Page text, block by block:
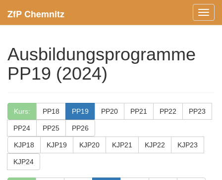
Menü
ein-/
ZfP Chemnitz
Ausbildungsprogramme
PP19 (2024)
Kurs: PP18 PP19 PP20 PP21 PP22 PP23
PP24 PP25 PP26
KJP18 KJP19 KJP20 KJP21 KJP22 KJP23
KJP24